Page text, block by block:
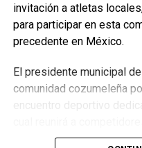
invitación a atletas
para participar en esta
precedente en México.
El presidente municipal
comunidad cozumeleña
encuentro deportivo
entorno privilegiado por